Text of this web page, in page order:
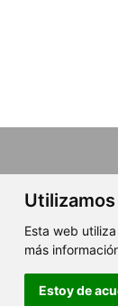
Esta web
más
Estoy de